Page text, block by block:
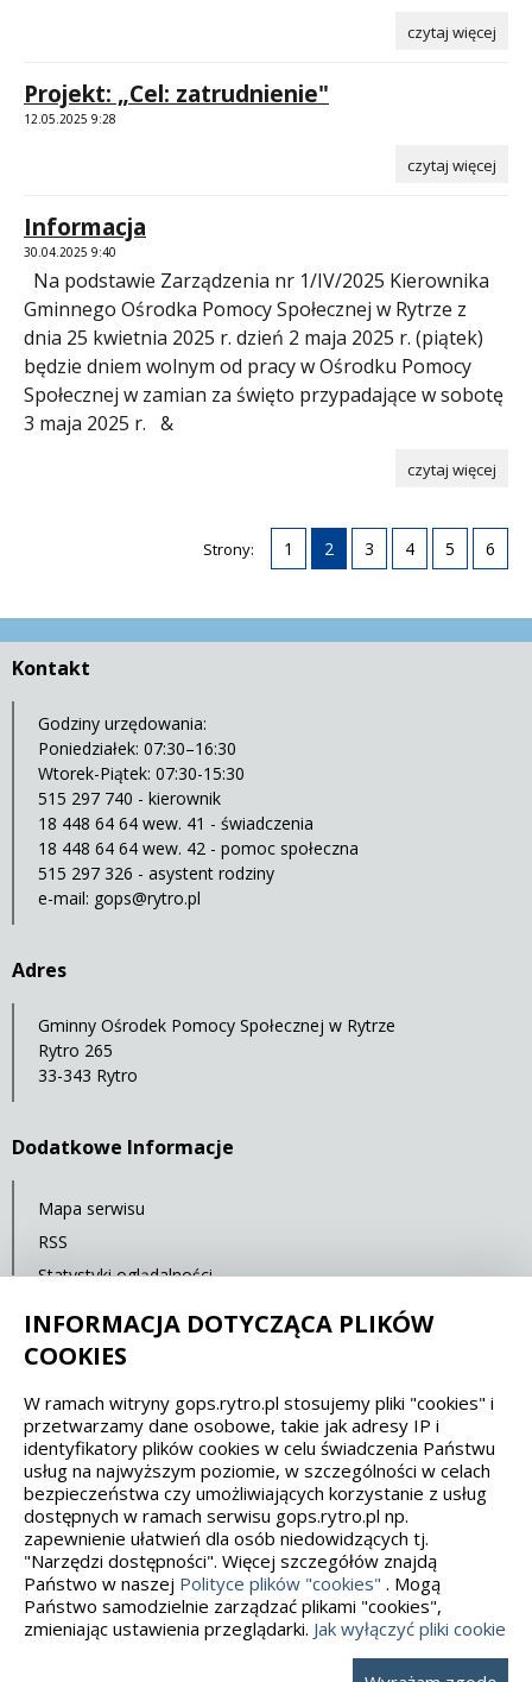
czytaj więcej
Projekt: „Cel: zatrudnienie"
12.05.2025 9:28
czytaj więcej
Informacja
30.04.2025 9:40
Na podstawie Zarządzenia nr 1/IV/2025 Kierownika
Gminnego Ośrodka Pomocy Społecznej w Rytrze z
dnia 25 kwietnia 2025 r. dzień 2 maja 2025 r. (piątek)
będzie dniem wolnym od pracy w Ośrodku Pomocy
Społecznej w zamian za święto przypadające w sobotę
3 maja 2025 r. &
czytaj więcej
Strony: 1 2 3 4 5 6
Kontakt
Godziny urzędowania:
Poniedziałek: 07:30–16:30
Wtorek-Piątek: 07:30-15:30
515 297 740 - kierownik
18 448 64 64 wew. 41 - świadczenia
18 448 64 64 wew. 42 - pomoc społeczna
515 297 326 - asystent rodziny
e-mail: gops@rytro.pl
Adres
Gminny Ośrodek Pomocy Społecznej w Rytrze
Rytro 265
33-343 Rytro
Dodatkowe Informacje
Mapa serwisu
RSS
Statystyki oglądalności
Spełniamy standardy dostępności oraz W3C
WCAG 2.1 SECTION 508 EAA/EN 301549
IS 5568
INFORMACJA DOTYCZĄCA PLIKÓW
COOKIES
W ramach witryny gops.rytro.pl stosujemy pliki "cookies" i
przetwarzamy dane osobowe, takie jak adresy IP i
identyfikatory plików cookies w celu świadczenia Państwu
usług na najwyższym poziomie, w szczególności w celach
bezpieczeństwa czy umożliwiających korzystanie z usług
dostępnych w ramach serwisu gops.rytro.pl np.
zapewnienie ułatwień dla osób niedowidzących tj.
"Narzędzi dostępności". Więcej szczegółów znajdą
Państwo w naszej Polityce plików "cookies" . Mogą
Państwo samodzielnie zarządzać plikami "cookies",
zmieniając ustawienia przeglądarki. Jak wyłączyć pliki cookie